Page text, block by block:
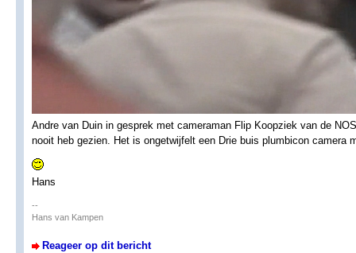
Andre van Duin in gesprek met cameraman Flip Koopziek van de
nooit heb gezien. Het is ongetwijfelt een Drie buis plumbicon camera
Hans
--
Hans van Kampen
Reageer op dit bericht